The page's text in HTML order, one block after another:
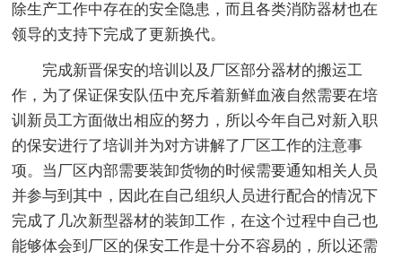
除生产工作中存在的安全隐患，而且各类消防器材也在
领导的支持下完成了更新换代。
完成新晋保安的培训以及厂区部分器材的搬运工
作，为了保证保安队伍中充斥着新鲜血液自然需要在培
训新员工方面做出相应的努力，所以今年自己对新入职
的保安进行了培训并为对方讲解了厂区工作的注意事
项。当厂区内部需要装卸货物的时候需要通知相关人员
并参与到其中，因此在自己组织人员进行配合的情况下
完成了几次新型器材的装卸工作，在这个过程中自己也
能够体会到厂区的保安工作是十分不容易的，所以还需